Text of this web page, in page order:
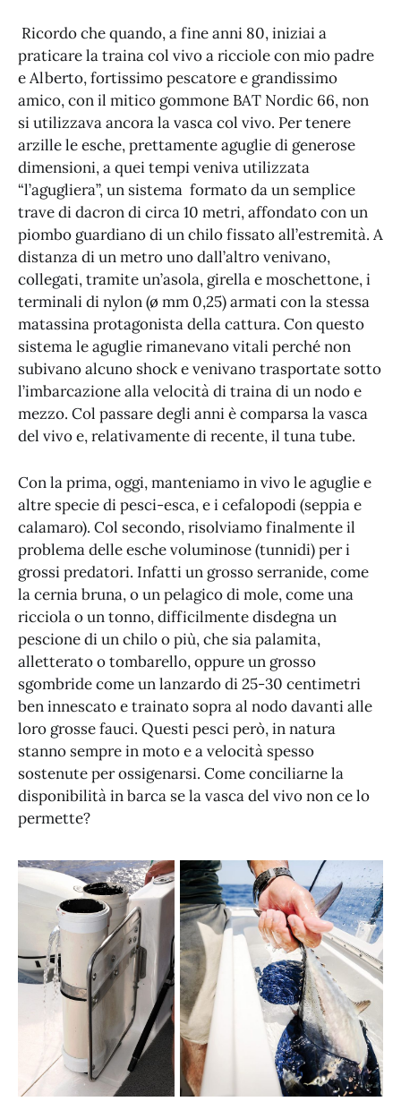
Ricordo che quando, a fine anni 80, iniziai a
praticare la traina col vivo a ricciole con mio padre
e Alberto, fortissimo pescatore e grandissimo
amico, con il mitico gommone BAT Nordic 66, non
si utilizzava ancora la vasca col vivo. Per tenere
arzille le esche, prettamente aguglie di generose
dimensioni, a quei tempi veniva utilizzata
“l’agugliera”, un sistema formato da un semplice
trave di dacron di circa 10 metri, affondato con un
piombo guardiano di un chilo fissato all’estremità. A
distanza di un metro uno dall’altro venivano,
collegati, tramite un’asola, girella e moschettone, i
terminali di nylon (ø mm 0,25) armati con la stessa
matassina protagonista della cattura. Con questo
sistema le aguglie rimanevano vitali perché non
subivano alcuno shock e venivano trasportate sotto
l’imbarcazione alla velocità di traina di un nodo e
mezzo. Col passare degli anni è comparsa la vasca
del vivo e, relativamente di recente, il tuna tube.
Con la prima, oggi, manteniamo in vivo le aguglie e
altre specie di pesci-esca, e i cefalopodi (seppia e
calamaro). Col secondo, risolviamo finalmente il
problema delle esche voluminose (tunnidi) per i
grossi predatori. Infatti un grosso serranide, come
la cernia bruna, o un pelagico di mole, come una
ricciola o un tonno, difficilmente disdegna un
pescione di un chilo o più, che sia palamita,
alletterato o tombarello, oppure un grosso
sgombride come un lanzardo di 25-30 centimetri
ben innescato e trainato sopra al nodo davanti alle
loro grosse fauci. Questi pesci però, in natura
stanno sempre in moto e a velocità spesso
sostenute per ossigenarsi. Come conciliarne la
disponibilità in barca se la vasca del vivo non ce lo
permette?